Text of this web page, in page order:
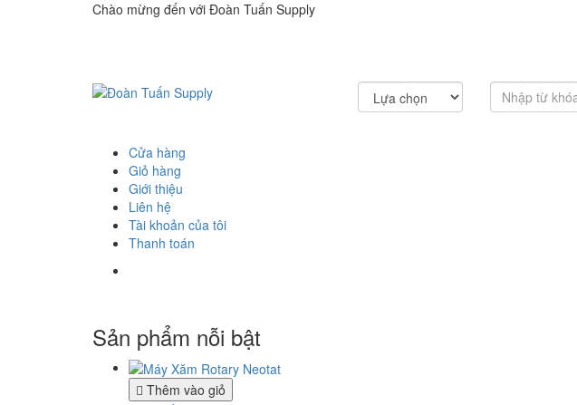
Chào mừng đến với Đoàn Tuấn Supply
Cửa hàng
Giỏ hàng
Giới thiệu
Liên hệ
Tài khoản của tôi
Thanh toán
Sản phẩm nỗi bật
Thêm vào giỏ